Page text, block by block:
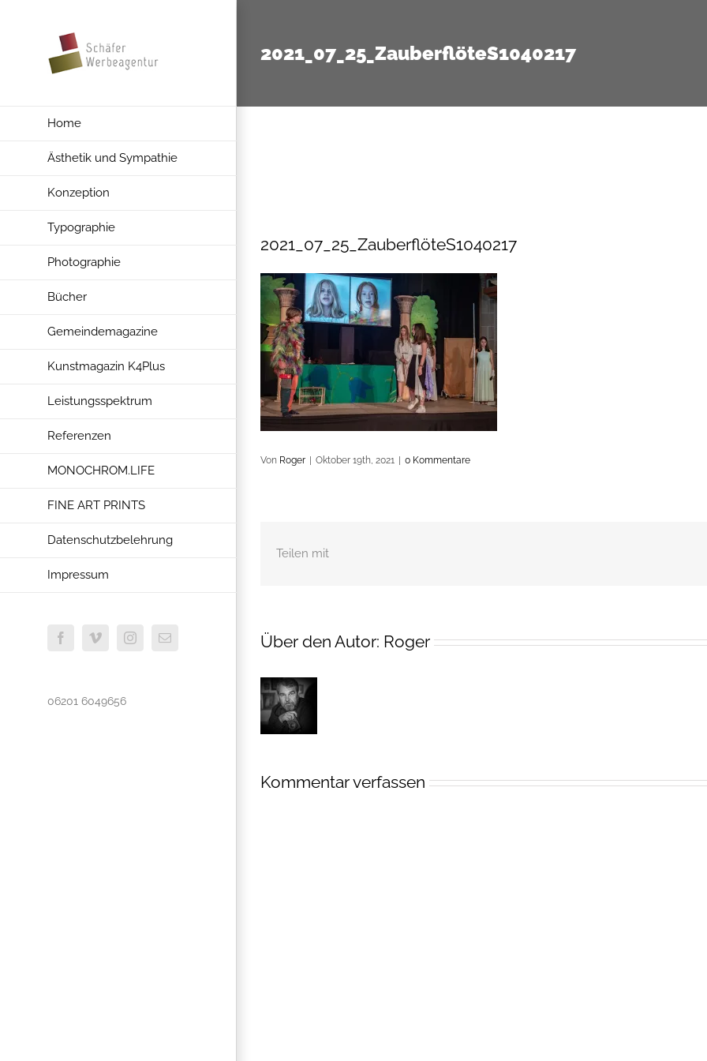
Home
Ästhetik und Sympathie
Konzeption
Typographie
Photographie
Bücher
Gemeindemagazine
Kunstmagazin K4Plus
Leistungsspektrum
Referenzen
MONOCHROM.LIFE
FINE ART PRINTS
Datenschutzbelehrung
Impressum
FacebookVimeoInstagram
E-
06201 6049656
2021_07_25_ZauberflöteS1040217
2021_07_25_ZauberflöteS1040217
Von Roger Oktober 19th, 2021 0 Kommentare
Teilen mit
Über den Autor: Roger
Kommentar verfassen